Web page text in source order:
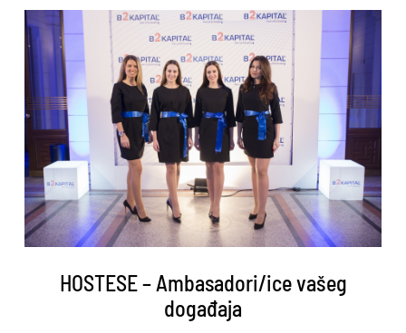
HOSTESE – Ambasadori/ice vašeg
događaja